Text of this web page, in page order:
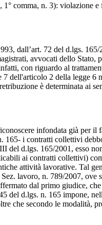
comma, n. 3): violazione
dall’art. 72 del d.lgs.
avvocati dello
con riguardo al
2 della legge 6
è determinata ai
infondata già per
i contratti collettivi
d.lgs. 165/2001, esso
ai contratti collettivi)
attività lavorative. Tal
lavoro, n. 789/2007,
dal primo giudice,
del d.lgs. n. 165 impone,
che secondo le modalità,